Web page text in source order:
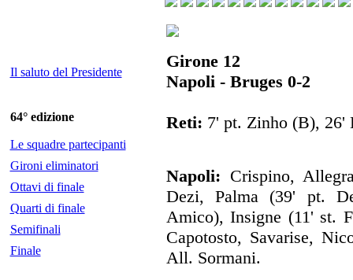
Il saluto del Presidente
64° edizione
Le squadre partecipanti
Gironi eliminatori
Ottavi di finale
Quarti di finale
Semifinali
Finale
Girone 12
Napoli - Bruges 0-2
Reti: 7' pt. Zinho (B), 26'
Napoli: Crispino,
Dezi, Palma (39' pt.
Amico), Insigne (11' st.
Capotosto, Savarise,
All. Sormani.